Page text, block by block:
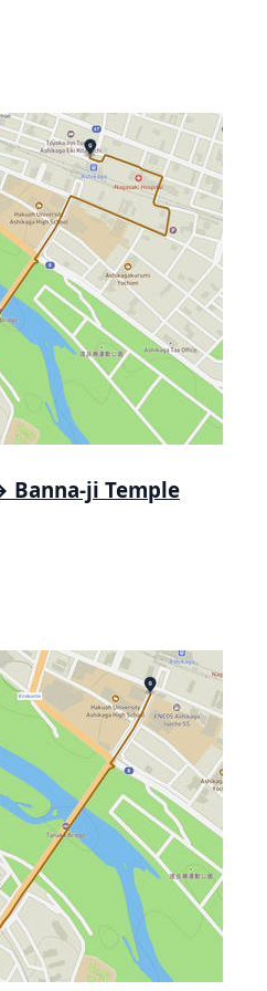
Banna-ji Temple